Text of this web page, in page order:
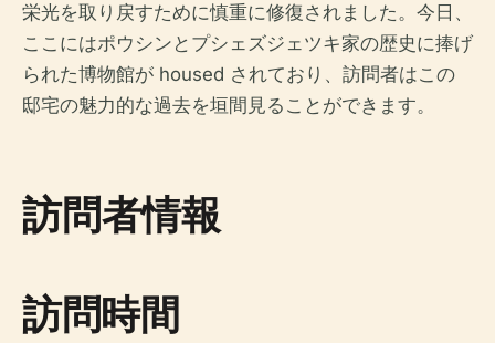
栄光を取り戻すために慎重に修復されました。今日、
ここにはポウシンとプシェズジェツキ家の歴史に捧げ
られた博物館が housed されており、訪問者はこの
邸宅の魅力的な過去を垣間見ることができます。
訪問者情報
訪問時間